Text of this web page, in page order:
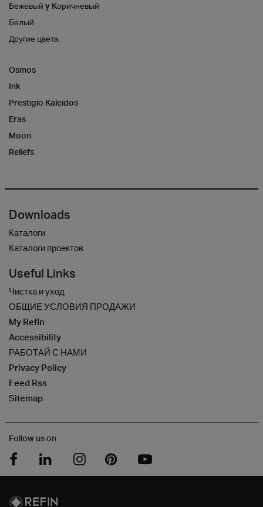
Бежевый y Kоричневый
Белый
Другие цвета
Osmos
Ink
Prestigio Kaleidos
Eras
Moon
Reliefs
Downloads
Каталоги
Каталоги проектов
Useful Links
Чистка и уход
ОБЩИЕ УСЛОВИЯ ПРОДАЖИ
My Refin
Accessibility
РАБОТАЙ С НАМИ
Privacy Policy
Feed Rss
Sitemap
Follow us on